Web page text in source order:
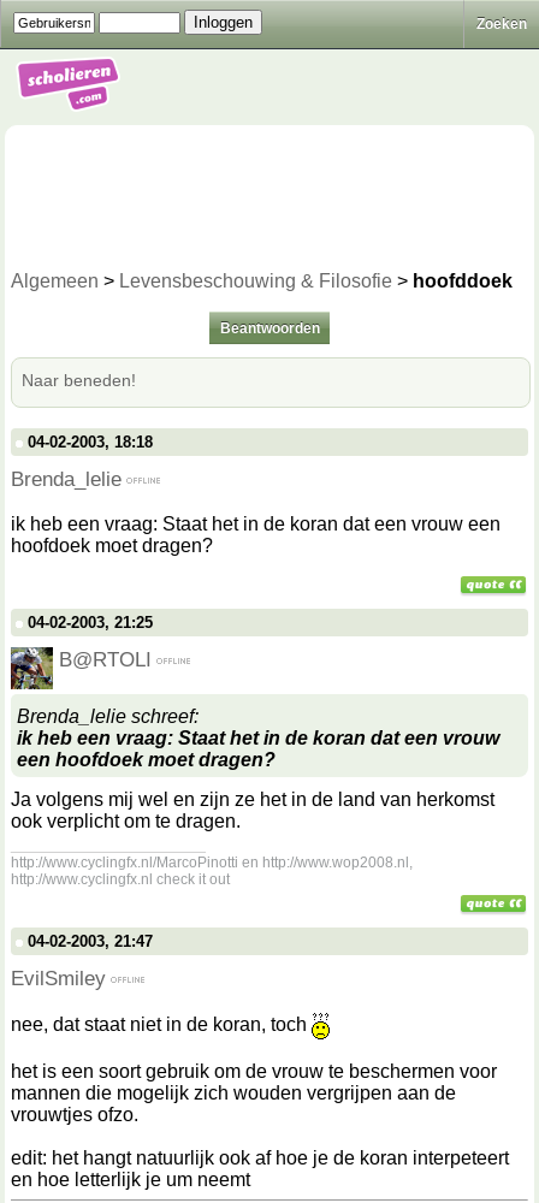
Zoeken
Algemeen > Levensbeschouwing & Filosofie > hoofddoek
Beantwoorden
Naar beneden!
04-02-2003, 18:18
Brenda_lelie
ik heb een vraag: Staat het in de koran dat een vrouw een
hoofdoek moet dragen?
04-02-2003, 21:25
B@RTOLI
Brenda_lelie schreef:
ik heb een vraag: Staat het in de koran dat een vrouw
een hoofdoek moet dragen?
Ja volgens mij wel en zijn ze het in de land van herkomst
ook verplicht om te dragen.
http://www.cyclingfx.nl/MarcoPinotti en http://www.wop2008.nl,
http://www.cyclingfx.nl check it out
04-02-2003, 21:47
EvilSmiley
nee, dat staat niet in de koran, toch
het is een soort gebruik om de vrouw te beschermen voor
mannen die mogelijk zich wouden vergrijpen aan de
vrouwtjes ofzo.
edit: het hangt natuurlijk ook af hoe je de koran interpeteert
en hoe letterlijk je um neemt